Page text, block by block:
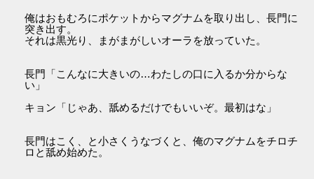
俺はおもむろにポケットからマグナムを取り出し、長門に
突き出す。
それは黒光り、まがまがしいオーラを放っていた。
長門「こんなに大きいの…わたしの口に入るか分からな
い」
キョン「じゃあ、舐めるだけでもいいぞ。最初はな」
長門はこく、と小さくうなづくと、俺のマグナムをチロチ
ロと舐め始めた。